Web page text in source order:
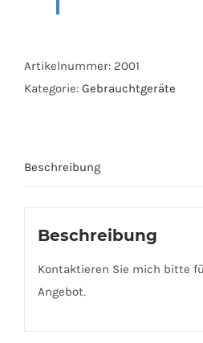
Artikelnummer: 2001
Kategorie: Gebrauchtgeräte
Beschreibung
Beschreibung
Kontaktieren Sie mich bitte
Angebot.